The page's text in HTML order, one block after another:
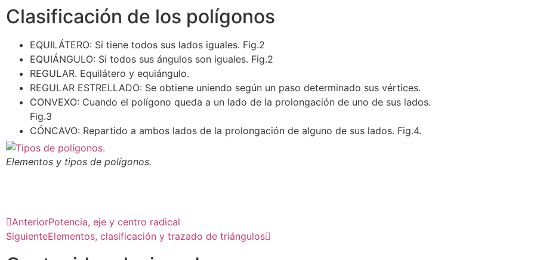
Clasificación de los polígonos
EQUILÁTERO: Si tiene todos sus lados iguales. Fig.2
EQUIÁNGULO: Si todos sus ángulos son iguales. Fig.2
REGULAR. Equilátero y equiángulo.
REGULAR ESTRELLADO: Se obtiene uniendo según un paso determinado sus vértices.
CONVEXO: Cuando el polígono queda a un lado de la prolongación de uno de sus lados.
Fig.3
CÓNCAVO: Repartido a ambos lados de la prolongación de alguno de sus lados. Fig.4.
Elementos y tipos de polígonos.
AnteriorPotencia, eje y centro radical
SiguienteElementos, clasificación y trazado de triángulos